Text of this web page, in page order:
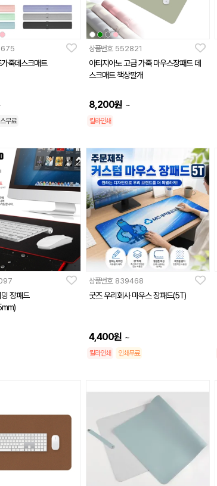
죽데스크매트
무료
상품번호 552821
아티지아노 고급 가죽 마우스장패드 데
스크매트 책상깔개
8,200원 ~
칼라인쇄
장패드
상품번호 839468
굿즈 우리회사 마우스 장패드(5T)
4,400원 ~
칼라인쇄 인쇄무료